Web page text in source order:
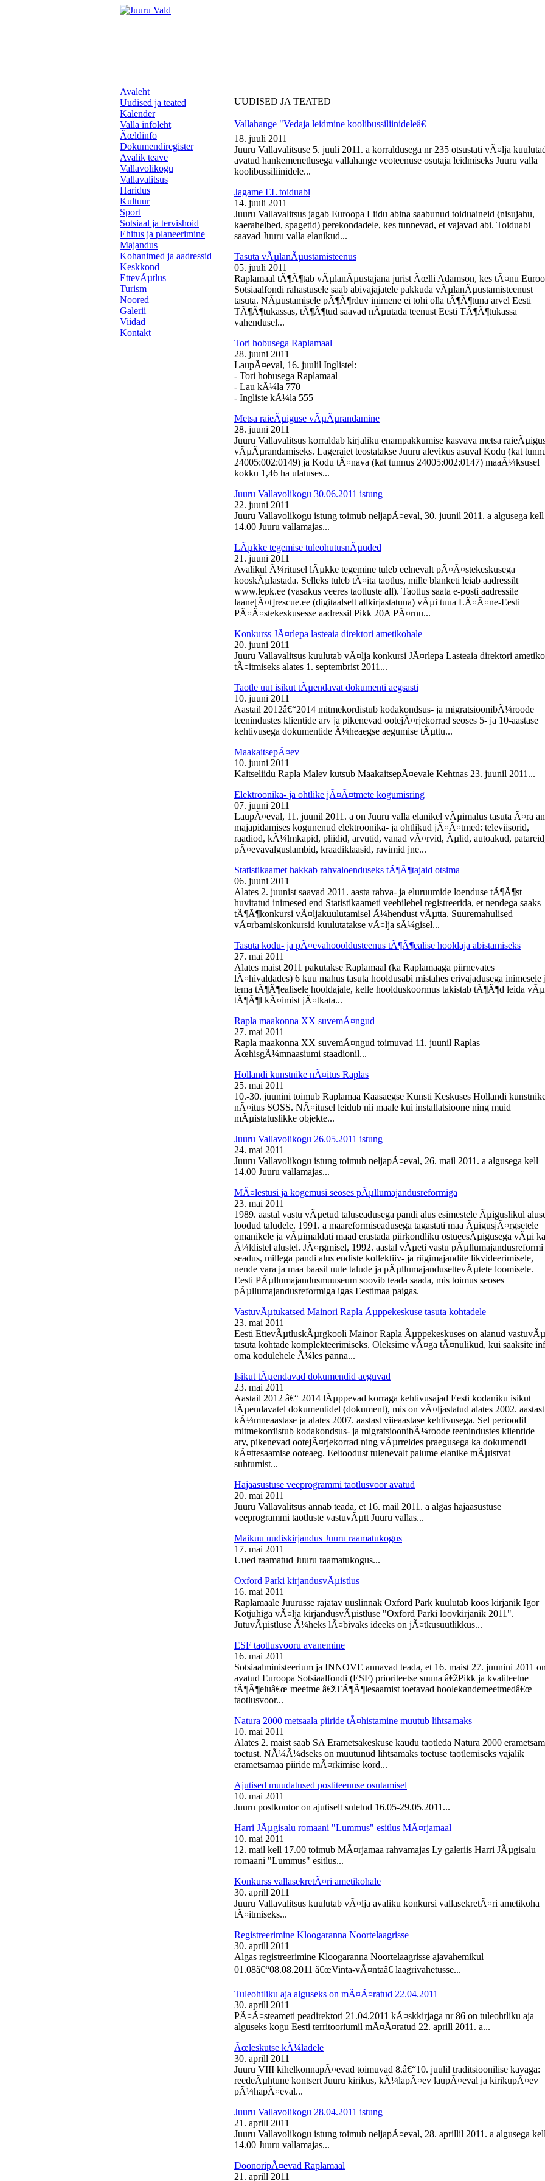
Avaleht
Uudised ja teated
Kalender
Valla infoleht
Ãœldinfo
Dokumendiregister
Avalik teave
Vallavolikogu
Vallavalitsus
Haridus
Kultuur
Sport
Sotsiaal ja tervishoid
Ehitus ja planeerimine
Majandus
Kohanimed ja aadressid
Keskkond
EttevÃµtlus
Turism
Noored
Galerii
Viidad
Kontakt
UUDISED JA TEATED
Vallahange "Vedaja leidmine koolibussiliinideleâ€
18. juuli 2011
Juuru Vallavalitsuse 5. juuli 2011. a korraldusega nr 235 otsustati vÃ¤lja
avatud hankemenetlusega vallahange veoteenuse osutaja leidmiseks Juuru valla
koolibussiliinidele...
Jagame EL toiduabi
14. juuli 2011
Juuru Vallavalitsus jagab Euroopa Liidu abina saabunud toiduaineid (nisujahu,
kaerahelbed, spagetid) perekondadele, kes tunnevad, et vajavad abi. Toiduabi
saavad Juuru valla elanikud...
Tasuta vÃµlanÃµustamisteenus
05. juuli 2011
Raplamaal tÃ¶Ã¶tab vÃµlanÃµustajana jurist Ãœlli Adamson, kes tÃ¤nu
Sotsiaalfondi rahastusele saab abivajajatele pakkuda vÃµlanÃµustamisteenust
tasuta. NÃµustamisele pÃ¶Ã¶rduv inimene ei tohi olla tÃ¶Ã¶tuna arvel Eesti
TÃ¶Ã¶tukassas, tÃ¶Ã¶tud saavad nÃµutada teenust Eesti TÃ¶Ã¶tukassa
vahendusel...
Tori hobusega Raplamaal
28. juuni 2011
LaupÃ¤eval, 16. juulil Inglistel:
- Tori hobusega Raplamaal
- Lau kÃ¼la 770
- Ingliste kÃ¼la 555
Metsa raieÃµiguse vÃµÃµrandamine
28. juuni 2011
Juuru Vallavalitsus korraldab kirjaliku enampakkumise kasvava metsa
vÃµÃµrandamiseks. Lageraiet teostatakse Juuru alevikus asuval Kodu (kat
24005:002:0149) ja Kodu tÃ¤nava (kat tunnus 24005:002:0147) maaÃ¼ksusel
kokku 1,46 ha ulatuses...
Juuru Vallavolikogu 30.06.2011 istung
22. juuni 2011
Juuru Vallavolikogu istung toimub neljapÃ¤eval, 30. juunil 2011. a algusega kell
14.00 Juuru vallamajas...
LÃµkke tegemise tuleohutusnÃµuded
21. juuni 2011
Avalikul Ã¼ritusel lÃµkke tegemine tuleb eelnevalt pÃ¤Ã¤stekeskusega
kooskÃµlastada. Selleks tuleb tÃ¤ita taotlus, mille blanketi leiab aadressilt
www.lepk.ee (vasakus veeres taotluste all). Taotlus saata e-posti aadressile
laane[Ã¤t]rescue.ee (digitaalselt allkirjastatuna) vÃµi tuua LÃ¤Ã¤ne-Eesti
PÃ¤Ã¤stekeskusesse aadressil Pikk 20A PÃ¤rnu...
Konkurss JÃ¤rlepa lasteaia direktori ametikohale
20. juuni 2011
Juuru Vallavalitsus kuulutab vÃ¤lja konkursi JÃ¤rlepa Lasteaia direktori
tÃ¤itmiseks alates 1. septembrist 2011...
Taotle uut isikut tÃµendavat dokumenti aegsasti
10. juuni 2011
Aastail 2012â€“2014 mitmekordistub kodakondsus- ja migratsioonibÃ¼roode
teenindustes klientide arv ja pikenevad ootejÃ¤rjekorrad seoses 5- ja 10-aastase
kehtivusega dokumentide Ã¼heaegse aegumise tÃµttu...
MaakaitsepÃ¤ev
10. juuni 2011
Kaitseliidu Rapla Malev kutsub MaakaitsepÃ¤evale Kehtnas 23. juunil 2011...
Elektroonika- ja ohtlike jÃ¤Ã¤tmete kogumisring
07. juuni 2011
LaupÃ¤eval, 11. juunil 2011. a on Juuru valla elanikel vÃµimalus tasuta Ã¤ra
majapidamises kogunenud elektroonika- ja ohtlikud jÃ¤Ã¤tmed: televiisorid,
raadiod, kÃ¼lmkapid, pliidid, arvutid, vanad vÃ¤rvid, Ãµlid, autoakud,
pÃ¤evavalguslambid, kraadiklaasid, ravimid jne...
Statistikaamet hakkab rahvaloenduseks tÃ¶Ã¶tajaid otsima
06. juuni 2011
Alates 2. juunist saavad 2011. aasta rahva- ja eluruumide loenduse tÃ¶Ã¶st
huvitatud inimesed end Statistikaameti veebilehel registreerida, et nendega saaks
tÃ¶Ã¶konkursi vÃ¤ljakuulutamisel Ã¼hendust vÃµtta. Suuremahulised
vÃ¤rbamiskonkursid kuulutatakse vÃ¤lja sÃ¼gisel...
Tasuta kodu- ja pÃ¤evahoooldusteenus tÃ¶Ã¶ealise hooldaja abistamiseks
27. mai 2011
Alates maist 2011 pakutakse Raplamaal (ka Raplamaaga piirnevates
lÃ¤hivaldades) 6 kuu mahus tasuta hooldusabi mistahes erivajadusega inimesele
tema tÃ¶Ã¶ealisele hooldajale, kelle hoolduskoormus takistab tÃ¶Ã¶d leida
tÃ¶Ã¶l kÃ¤imist jÃ¤tkata...
Rapla maakonna XX suvemÃ¤ngud
27. mai 2011
Rapla maakonna XX suvemÃ¤ngud toimuvad 11. juunil Raplas
ÃœhisgÃ¼mnaasiumi staadionil...
Hollandi kunstnike nÃ¤itus Raplas
25. mai 2011
10.-30. juunini toimub Raplamaa Kaasaegse Kunsti Keskuses Hollandi
nÃ¤itus SOSS. NÃ¤itusel leidub nii maale kui installatsioone ning muid
mÃµistatuslikke objekte...
Juuru Vallavolikogu 26.05.2011 istung
24. mai 2011
Juuru Vallavolikogu istung toimub neljapÃ¤eval, 26. mail 2011. a algusega kell
14.00 Juuru vallamajas...
MÃ¤lestusi ja kogemusi seoses pÃµllumajandusreformiga
23. mai 2011
1989. aastal vastu vÃµetud taluseadusega pandi alus esimestele Ãµiguslikul
loodud taludele. 1991. a maareformiseadusega tagastati maa ÃµigusjÃ¤rgsetele
omanikele ja vÃµimaldati maad erastada piirkondliku ostueesÃµigusega vÃµi ka
Ã¼ldistel alustel. JÃ¤rgmisel, 1992. aastal vÃµeti vastu pÃµllumajandusreformi
seadus, millega pandi alus endiste kollektiiv- ja riigimajandite likvideerimisele,
nende vara ja maa baasil uute talude ja pÃµllumajandusettevÃµtete loomisele.
Eesti PÃµllumajandusmuuseum soovib teada saada, mis toimus seoses
pÃµllumajandusreformiga igas Eestimaa paigas.
VastuvÃµtukatsed Mainori Rapla Ãµppekeskuse tasuta kohtadele
23. mai 2011
Eesti EttevÃµtluskÃµrgkooli Mainor Rapla Ãµppekeskuses on alanud
tasuta kohtade komplekteerimiseks. Oleksime vÃ¤ga tÃ¤nulikud, kui saaksite
oma kodulehele Ã¼les panna...
Isikut tÃµendavad dokumendid aeguvad
23. mai 2011
Aastail 2012 â€“ 2014 lÃµppevad korraga kehtivusajad Eesti kodaniku isikut
tÃµendavatel dokumentidel (dokument), mis on vÃ¤ljastatud alates 2002. aastast
kÃ¼mneaastase ja alates 2007. aastast viieaastase kehtivusega. Sel perioodil
mitmekordistub kodakondsus- ja migratsioonibÃ¼roode teenindustes klientide
arv, pikenevad ootejÃ¤rjekorrad ning vÃµrreldes praegusega ka dokumendi
kÃ¤ttesaamise ooteaeg. Eeltoodust tulenevalt palume elanike mÃµistvat
suhtumist...
Hajaasustuse veeprogrammi taotlusvoor avatud
20. mai 2011
Juuru Vallavalitsus annab teada, et 16. mail 2011. a algas hajaasustuse
veeprogrammi taotluste vastuvÃµtt Juuru vallas...
Maikuu uudiskirjandus Juuru raamatukogus
17. mai 2011
Uued raamatud Juuru raamatukogus...
Oxford Parki kirjandusvÃµistlus
16. mai 2011
Raplamaale Juurusse rajatav uuslinnak Oxford Park kuulutab koos kirjanik Igor
Kotjuhiga vÃ¤lja kirjandusvÃµistluse "Oxford Parki loovkirjanik 2011".
JutuvÃµistluse Ã¼heks lÃ¤bivaks ideeks on jÃ¤tkusuutlikkus...
ESF taotlusvooru avanemine
16. mai 2011
Sotsiaalministeerium ja INNOVE annavad teada, et 16. maist 27. juunini 2011 on
avatud Euroopa Sotsiaalfondi (ESF) prioriteetse suuna â€žPikk ja kvaliteetne
tÃ¶Ã¶eluâ€œ meetme â€žTÃ¶Ã¶lesaamist toetavad hoolekandemeetmedâ€œ
taotlusvoor...
Natura 2000 metsaala piiride tÃ¤histamine muutub lihtsamaks
10. mai 2011
Alates 2. maist saab SA Erametsakeskuse kaudu taotleda Natura 2000
toetust. NÃ¼Ã¼dseks on muutunud lihtsamaks toetuse taotlemiseks vajalik
erametsamaa piiride mÃ¤rkimise kord...
Ajutised muudatused postiteenuse osutamisel
10. mai 2011
Juuru postkontor on ajutiselt suletud 16.05-29.05.2011...
Harri JÃµgisalu romaani "Lummus" esitlus MÃ¤rjamaal
10. mai 2011
12. mail kell 17.00 toimub MÃ¤rjamaa rahvamajas Ly galeriis Harri JÃµgisalu
romaani "Lummus" esitlus...
Konkurss vallasekretÃ¤ri ametikohale
30. aprill 2011
Juuru Vallavalitsus kuulutab vÃ¤lja avaliku konkursi vallasekretÃ¤ri ametikoha
tÃ¤itmiseks...
Registreerimine Kloogaranna Noortelaagrisse
30. aprill 2011
Algas registreerimine Kloogaranna Noortelaagrisse ajavahemikul
01.08â€“08.08.2011 â€œVinta-vÃ¤ntaâ€ laagrivahetusse...
Tuleohtliku aja alguseks on mÃ¤Ã¤ratud 22.04.2011
30. aprill 2011
PÃ¤Ã¤steameti peadirektori 21.04.2011 kÃ¤skkirjaga nr 86 on tuleohtliku aja
alguseks kogu Eesti territooriumil mÃ¤Ã¤ratud 22. aprill 2011. a...
Ãœleskutse kÃ¼ladele
30. aprill 2011
Juuru VIII kihelkonnapÃ¤evad toimuvad 8.â€“10. juulil traditsioonilise kavaga:
reedeÃµhtune kontsert Juuru kirikus, kÃ¼lapÃ¤ev laupÃ¤eval ja kirikupÃ¤ev
pÃ¼hapÃ¤eval...
Juuru Vallavolikogu 28.04.2011 istung
21. aprill 2011
Juuru Vallavolikogu istung toimub neljapÃ¤eval, 28. aprillil 2011. a algusega kell
14.00 Juuru vallamajas...
DoonoripÃ¤evad Raplamaal
21. aprill 2011